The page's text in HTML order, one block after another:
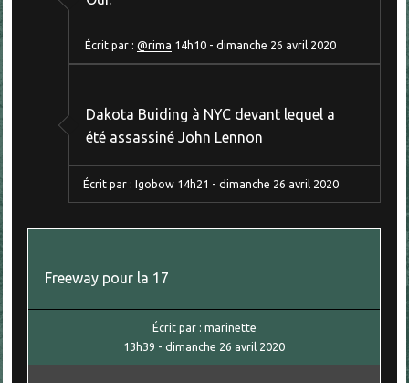
Écrit par :@rima 14h10 -dimanche 26 avril 2020
Dakota Buiding à NYC devant lequel a
été assassiné John Lennon
Écrit par : Igobow 14h21 - dimanche 26 avril 2020
Freeway pour la 17
Écrit par : marinette
13h39 -dimanche 26 avril 2020